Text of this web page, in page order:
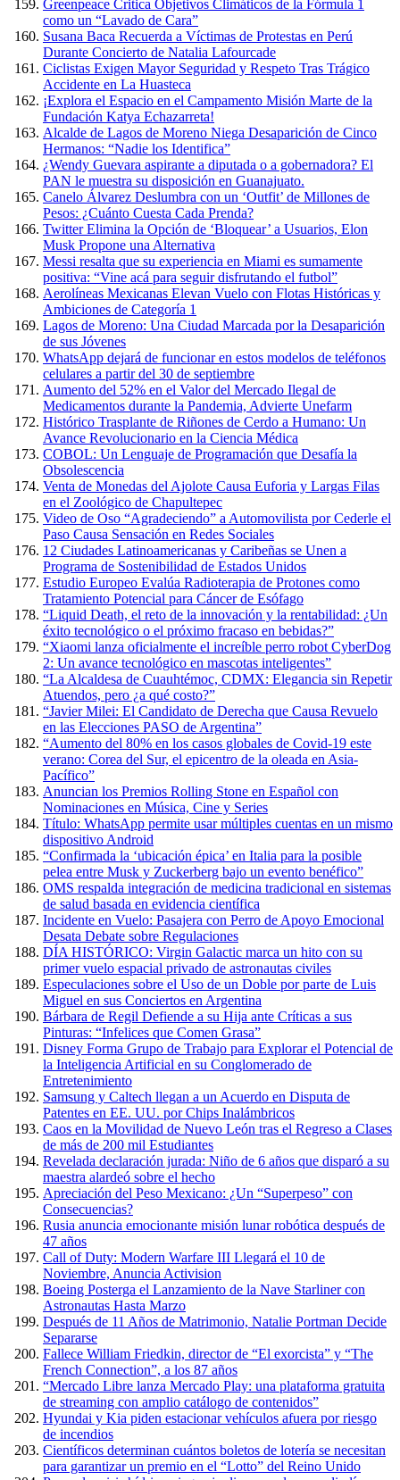
Greenpeace Critica Objetivos Climáticos de la Fórmula 1
como un “Lavado de Cara”
Susana Baca Recuerda a Víctimas de Protestas en Perú
Durante Concierto de Natalia Lafourcade
Ciclistas Exigen Mayor Seguridad y Respeto Tras Trágico
Accidente en La Huasteca
¡Explora el Espacio en el Campamento Misión Marte de la
Fundación Katya Echazarreta!
Alcalde de Lagos de Moreno Niega Desaparición de Cinco
Hermanos: “Nadie los Identifica”
¿Wendy Guevara aspirante a diputada o a gobernadora? El
PAN le muestra su disposición en Guanajuato.
Canelo Álvarez Deslumbra con un ‘Outfit’ de Millones de
Pesos: ¿Cuánto Cuesta Cada Prenda?
Twitter Elimina la Opción de ‘Bloquear’ a Usuarios, Elon
Musk Propone una Alternativa
Messi resalta que su experiencia en Miami es sumamente
positiva: “Vine acá para seguir disfrutando el futbol”
Aerolíneas Mexicanas Elevan Vuelo con Flotas Históricas y
Ambiciones de Categoría 1
Lagos de Moreno: Una Ciudad Marcada por la Desaparición
de sus Jóvenes
WhatsApp dejará de funcionar en estos modelos de teléfonos
celulares a partir del 30 de septiembre
Aumento del 52% en el Valor del Mercado Ilegal de
Medicamentos durante la Pandemia, Advierte Unefarm
Histórico Trasplante de Riñones de Cerdo a Humano: Un
Avance Revolucionario en la Ciencia Médica
COBOL: Un Lenguaje de Programación que Desafía la
Obsolescencia
Venta de Monedas del Ajolote Causa Euforia y Largas Filas
en el Zoológico de Chapultepec
Video de Oso “Agradeciendo” a Automovilista por Cederle el
Paso Causa Sensación en Redes Sociales
12 Ciudades Latinoamericanas y Caribeñas se Unen a
Programa de Sostenibilidad de Estados Unidos
Estudio Europeo Evalúa Radioterapia de Protones como
Tratamiento Potencial para Cáncer de Esófago
“Liquid Death, el reto de la innovación y la rentabilidad: ¿Un
éxito tecnológico o el próximo fracaso en bebidas?”
“Xiaomi lanza oficialmente el increíble perro robot CyberDog
2: Un avance tecnológico en mascotas inteligentes”
“La Alcaldesa de Cuauhtémoc, CDMX: Elegancia sin Repetir
Atuendos, pero ¿a qué costo?”
“Javier Milei: El Candidato de Derecha que Causa Revuelo
en las Elecciones PASO de Argentina”
“Aumento del 80% en los casos globales de Covid-19 este
verano: Corea del Sur, el epicentro de la oleada en Asia-
Pacífico”
Anuncian los Premios Rolling Stone en Español con
Nominaciones en Música, Cine y Series
Título: WhatsApp permite usar múltiples cuentas en un mismo
dispositivo Android
“Confirmada la ‘ubicación épica’ en Italia para la posible
pelea entre Musk y Zuckerberg bajo un evento benéfico”
OMS respalda integración de medicina tradicional en sistemas
de salud basada en evidencia científica
Incidente en Vuelo: Pasajera con Perro de Apoyo Emocional
Desata Debate sobre Regulaciones
DÍA HISTÓRICO: Virgin Galactic marca un hito con su
primer vuelo espacial privado de astronautas civiles
Especulaciones sobre el Uso de un Doble por parte de Luis
Miguel en sus Conciertos en Argentina
Bárbara de Regil Defiende a su Hija ante Críticas a sus
Pinturas: “Infelices que Comen Grasa”
Disney Forma Grupo de Trabajo para Explorar el Potencial de
la Inteligencia Artificial en su Conglomerado de
Entretenimiento
Samsung y Caltech llegan a un Acuerdo en Disputa de
Patentes en EE. UU. por Chips Inalámbricos
Caos en la Movilidad de Nuevo León tras el Regreso a Clases
de más de 200 mil Estudiantes
Revelada declaración jurada: Niño de 6 años que disparó a su
maestra alardeó sobre el hecho
Apreciación del Peso Mexicano: ¿Un “Superpeso” con
Consecuencias?
Rusia anuncia emocionante misión lunar robótica después de
47 años
Call of Duty: Modern Warfare III Llegará el 10 de
Noviembre, Anuncia Activision
Boeing Posterga el Lanzamiento de la Nave Starliner con
Astronautas Hasta Marzo
Después de 11 Años de Matrimonio, Natalie Portman Decide
Separarse
Fallece William Friedkin, director de “El exorcista” y “The
French Connection”, a los 87 años
“Mercado Libre lanza Mercado Play: una plataforma gratuita
de streaming con amplio catálogo de contenidos”
Hyundai y Kia piden estacionar vehículos afuera por riesgo
de incendios
Científicos determinan cuántos boletos de lotería se necesitan
para garantizar un premio en el “Lotto” del Reino Unido